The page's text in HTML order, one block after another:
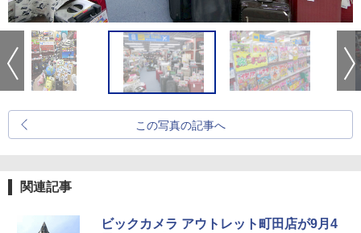
この写真の記事へ
関連記事
ビックカメラ アウトレット町田店が9月4